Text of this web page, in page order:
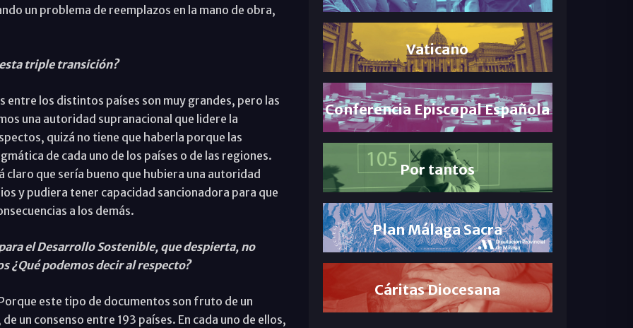
un problema de reemplazos en la mano de obra,
triple transición?
entre los distintos países son muy grandes, pero las
una autoridad supranacional que lidere la
quizá no tiene que haberla porque las
de cada uno de los países o de las regiones.
que sería bueno que hubiera una autoridad
y pudiera tener capacidad sancionadora para que
a los demás.
el Desarrollo Sostenible, que despierta, no
¿Qué podemos decir al respecto?
este tipo de documentos son fruto de un
un consenso entre 193 países. En cada uno de ellos,
Vaticano
Conferencia Episcopal Española
Por tantos
Plan Málaga Sacra
Cáritas Diocesana